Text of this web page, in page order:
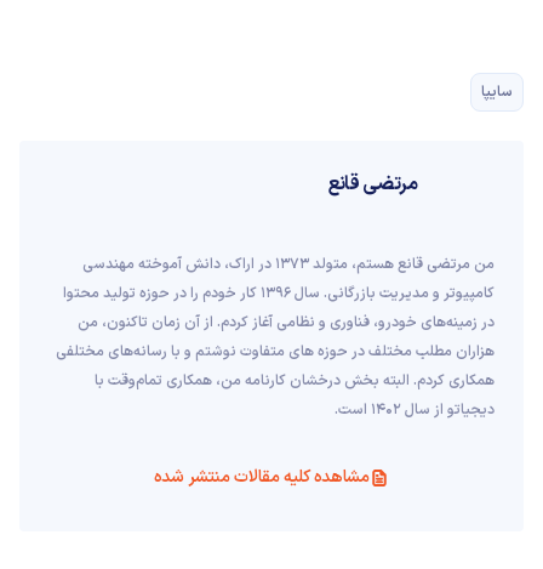
سایپا
مرتضی قانع
من مرتضی قانع هستم، متولد 1373 در اراک، دانش آموخته مهندسی
کامپیوتر و مدیریت بازرگانی. سال 1396 کار خودم را در حوزه تولید محتوا
در زمینه‌های خودرو، فناوری و نظامی آغاز کردم. از آن زمان تاکنون، من
هزاران مطلب مختلف در حوزه های متفاوت نوشتم و با رسانه‌های مختلفی
همکاری کردم. البته بخش درخشان کارنامه من، همکاری تمام‌وقت با
دیجیاتو از سال 1402 است.
مشاهده کلیه مقالات منتشر شده